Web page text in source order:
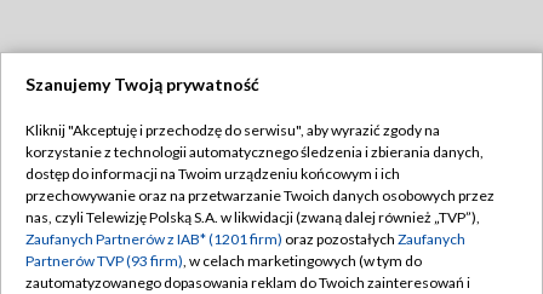
TVP
Abonament TVP
Emisja w TVP
Centrum informacji TVP
Regulamin TVP
Polityka prywatności
Moje zgody
Szanujemy Twoją prywatność
Kliknij "Akceptuję i przechodzę do serwisu", aby wyrazić zgody na
korzystanie z technologii automatycznego śledzenia i zbierania danych,
dostęp do informacji na Twoim urządzeniu końcowym i ich
przechowywanie oraz na przetwarzanie Twoich danych osobowych przez
nas, czyli Telewizję Polską S.A. w likwidacji (zwaną dalej również „TVP”),
Zaufanych Partnerów z IAB* (1201 firm) oraz pozostałych Zaufanych
Partnerów TVP (93 firm), w celach marketingowych (w tym do
zautomatyzowanego dopasowania reklam do Twoich zainteresowań i